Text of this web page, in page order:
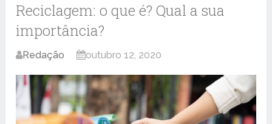
Reciclagem: o que é? Qual a sua
importância?
Redação outubro 12, 2020